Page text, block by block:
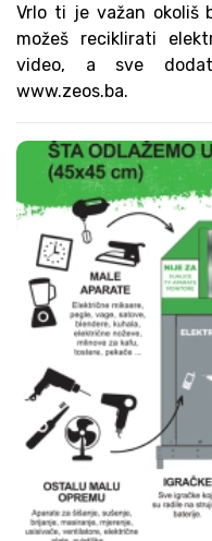
Vrlo ti je važan okoliš
možeš reciklirati
video, a sve
www.zeos.ba.